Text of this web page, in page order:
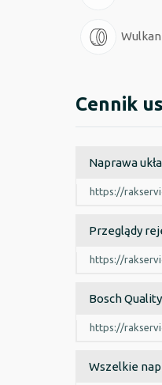
Cennik
Naprawa
https://
Przeglądy
https://
Bosch
https://
Wszelkie